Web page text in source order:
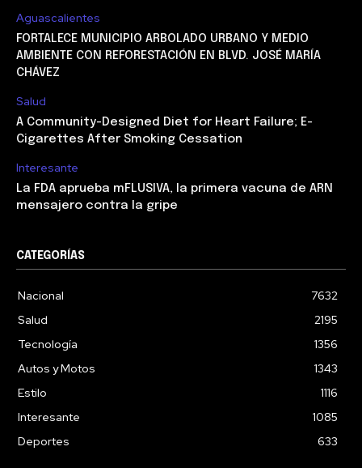
Aguascalientes
FORTALECE MUNICIPIO ARBOLADO URBANO Y MEDIO
AMBIENTE CON REFORESTACIÓN EN BLVD. JOSÉ MARÍA
CHÁVEZ
Salud
A Community-Designed Diet for Heart Failure; E-
Cigarettes After Smoking Cessation
Interesante
La FDA aprueba mFLUSIVA, la primera vacuna de ARN
mensajero contra la gripe
CATEGORÍAS
Nacional
7632
Salud
2195
Tecnología
1356
Autos y Motos
1343
Estilo
1116
Interesante
1085
Deportes
633